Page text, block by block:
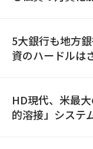
5大銀行も地方
資のハードルは
HD現代、米最
的溶接」システ